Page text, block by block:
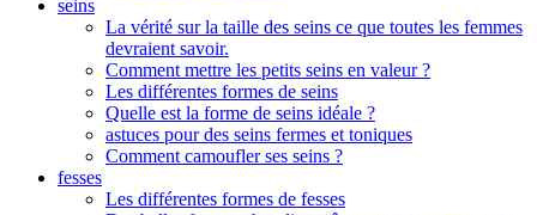
seins
La vérité sur la taille des seins ce que toutes les femmes
devraient savoir.
Comment mettre les petits seins en valeur ?
Les différentes formes de seins
Quelle est la forme de seins idéale ?
astuces pour des seins fermes et toniques
Comment camoufler ses seins ?
fesses
Les différentes formes de fesses